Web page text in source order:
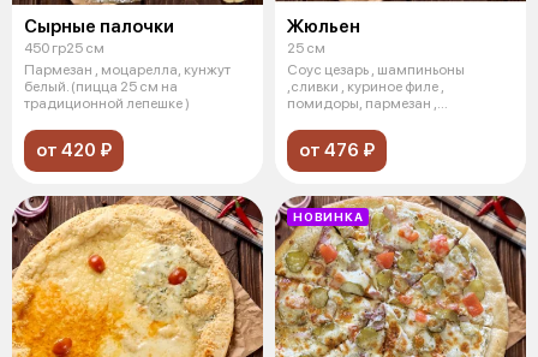
Сырные палочки
450 гр25 см
Пармезан , моцарелла, кунжут
белый. (пицца 25 см на
традиционной лепешке )
от 420 ₽
Жюльен
25 см
Соус цезарь , шампиньоны
,сливки , куриное филе ,
помидоры, пармезан ,
от 476 ₽
НОВИНКА